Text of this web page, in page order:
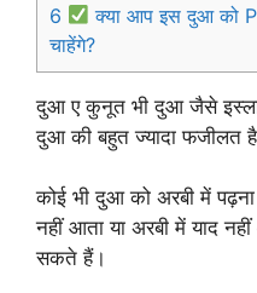
6
क्या आप इस दुआ को
चाहेंगे?
दुआ ए कुनूत भी दुआ जैसे
दुआ की बहुत ज्यादा फजीलत
कोई भी दुआ को अरबी में
नहीं आता या अरबी में याद
सकते हैं।